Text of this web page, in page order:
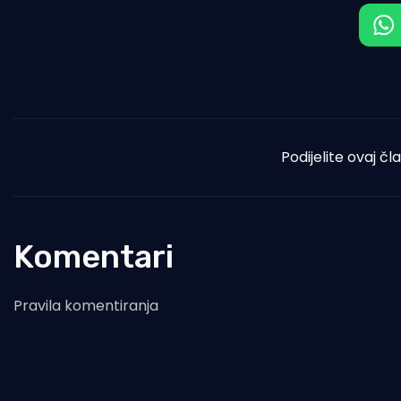
Podijelite ovaj
Komentari
Pravila komentiranja